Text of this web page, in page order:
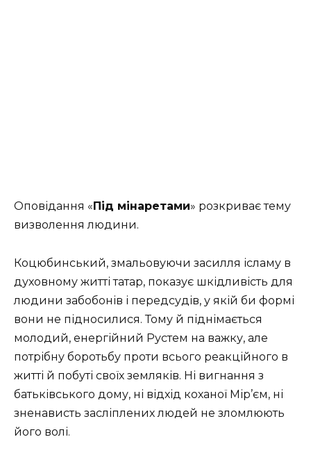
Оповідання « Під мінаретами» розкриває тему
визволення людини.
Коцюбинський, змальовуючи засилля ісламу в
духовному житті татар, показує шкідливість для
людини забобонів і передсудів, у якій би формі
вони не підносилися. Тому й піднімається
молодий, енергійний Рустем на важку, але
потрібну боротьбу проти всього реакційного в
житті й побуті своїх земляків. Ні вигнання з
батьківського дому, ні відхід коханої Мір’єм, ні
зненависть засліплених людей не зломлюють
його волі.